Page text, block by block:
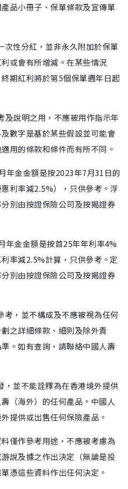
品小冊子、保單條款及宣傳單
次性分紅，並非永久附加於保單
或會有所增減。在某些情況
期紅利將於第5個保單週年日起
及說明之用，不應被用作指示年
數字是基於某些假設並可能會
用的條款和條件而有所不同。
年金金額是按2023年7月31日的
利率減2.5%），只供參考。浮
別由按證保險公司及按揭證券
年金金額是按首25年年利率4%
率減2.5%計算，只供參考。定
別由按證保險公司及按揭證券
考，並不構成及不應被視為任何
之詳細條款、細則及除外責
。如有查詢，請聯絡中國人壽
，並不能詮釋為在香港境外提供
（海外）的任何產品。中國人
提供或出售任何保險產品。
僅作參考用途，不應被考慮為
說及據之作出決定（無論是投
憑這些資料作出任何決定。